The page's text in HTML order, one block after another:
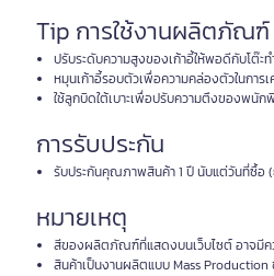
Tip การใช้งานผลิตภัณฑ์
ปรับระดับความสูงของเก้าอี้ให้พอดีกับโต๊ะ
หมุนเก้าอี้รอบตัวเพื่อความคล่องตัวในการ
ใช้ลูกบิดใต้เบาะเพื่อปรับความตึงของพนัก
การรับประกัน
รับประกันคุณภาพสินค้า 1 ปี นับแต่วันที่ซื้อ
หมายเหตุ
สีของผลิตภัณฑ์ที่แสดงบนเว็บไซต์ อาจมีค
สินค้าเป็นงานผลิตแบบ Mass